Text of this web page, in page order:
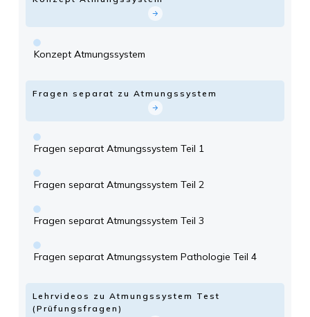
Konzept Atmungssystem
Fragen separat zu Atmungssystem
Fragen separat Atmungssystem Teil 1
Fragen separat Atmungssystem Teil 2
Fragen separat Atmungssystem Teil 3
Fragen separat Atmungssystem Pathologie Teil 4
Lehrvideos zu Atmungssystem Test
(Prüfungsfragen)